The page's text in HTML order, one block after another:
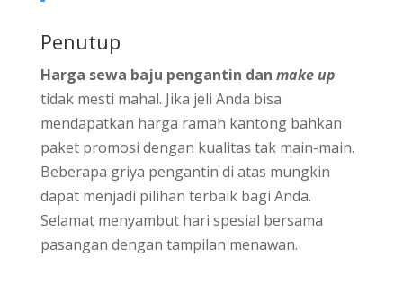
Penutup
Harga sewa baju pengantin dan make up
tidak mesti mahal. Jika jeli Anda bisa
mendapatkan harga ramah kantong bahkan
paket promosi dengan kualitas tak main-main.
Beberapa griya pengantin di atas mungkin
dapat menjadi pilihan terbaik bagi Anda.
Selamat menyambut hari spesial bersama
pasangan dengan tampilan menawan.